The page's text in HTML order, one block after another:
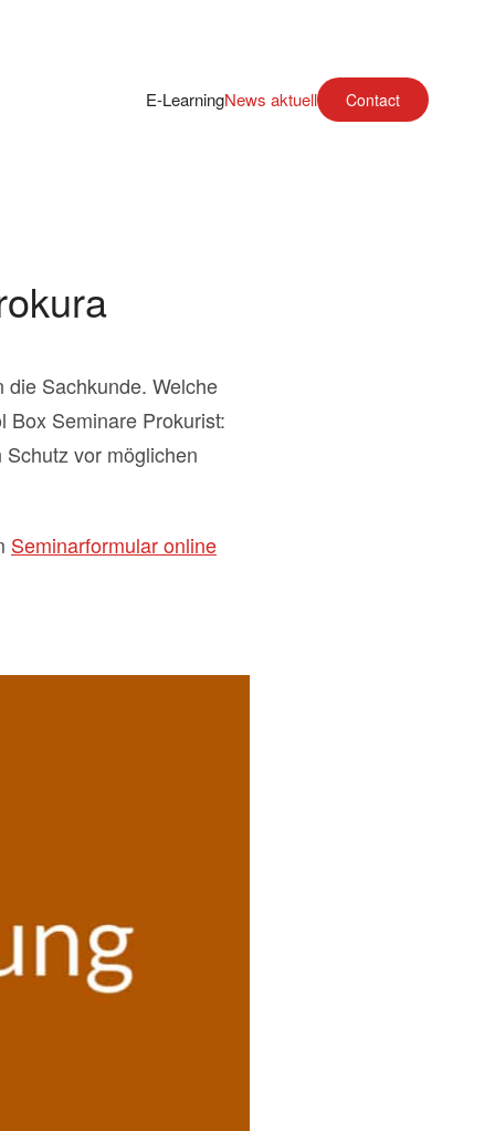
E-LearningNews aktuell Contact
Sachkunde. Welche
Box Seminare Prokurist:
vor möglichen
Seminarformular online